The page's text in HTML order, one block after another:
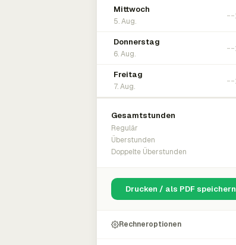
Mittwoch
5. Aug.
Donnerstag
6. Aug.
Freitag
7. Aug.
Gesamtstunden
Regulär
Überstunden
Doppelte Überstunden
Drucken / als PDF speichern
Rechneroptionen